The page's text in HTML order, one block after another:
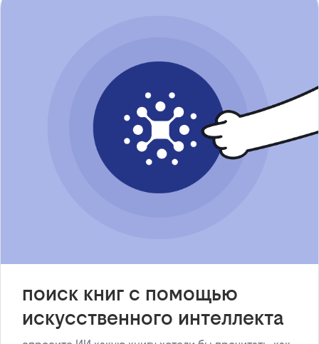
поиск книг с помощью
искусственного интеллекта